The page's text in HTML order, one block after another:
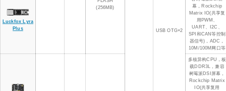
USB OTG×2
(256MB)
Luckfox Lyra
Plus
幕，Rockchip
Matrix IO(共享复
用PWM、
UART、I2C、
SPI和CAN等控制
器信号)，ADC，
10M/100M网口等
多核异构CPU，板
载DDR3L，兼容
树莓派DSI屏幕，
Rockchip Matrix
IO(共享复用